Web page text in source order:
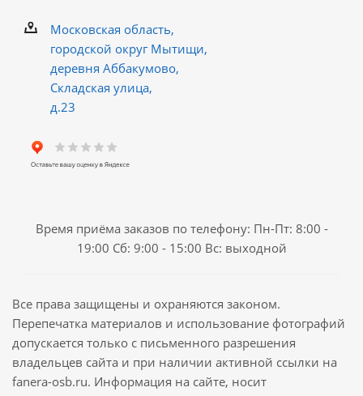
Московская область,
городской округ Мытищи,
деревня Аббакумово,
Складская улица,
д.23
Время приёма заказов по телефону: Пн-Пт: 8:00 -
19:00 Сб: 9:00 - 15:00 Вс: выходной
Все права защищены и охраняются законом.
Перепечатка материалов и использование фотографий
допускается только с письменного разрешения
владельцев сайта и при наличии активной ссылки на
fanera-osb.ru. Информация на сайте, носит